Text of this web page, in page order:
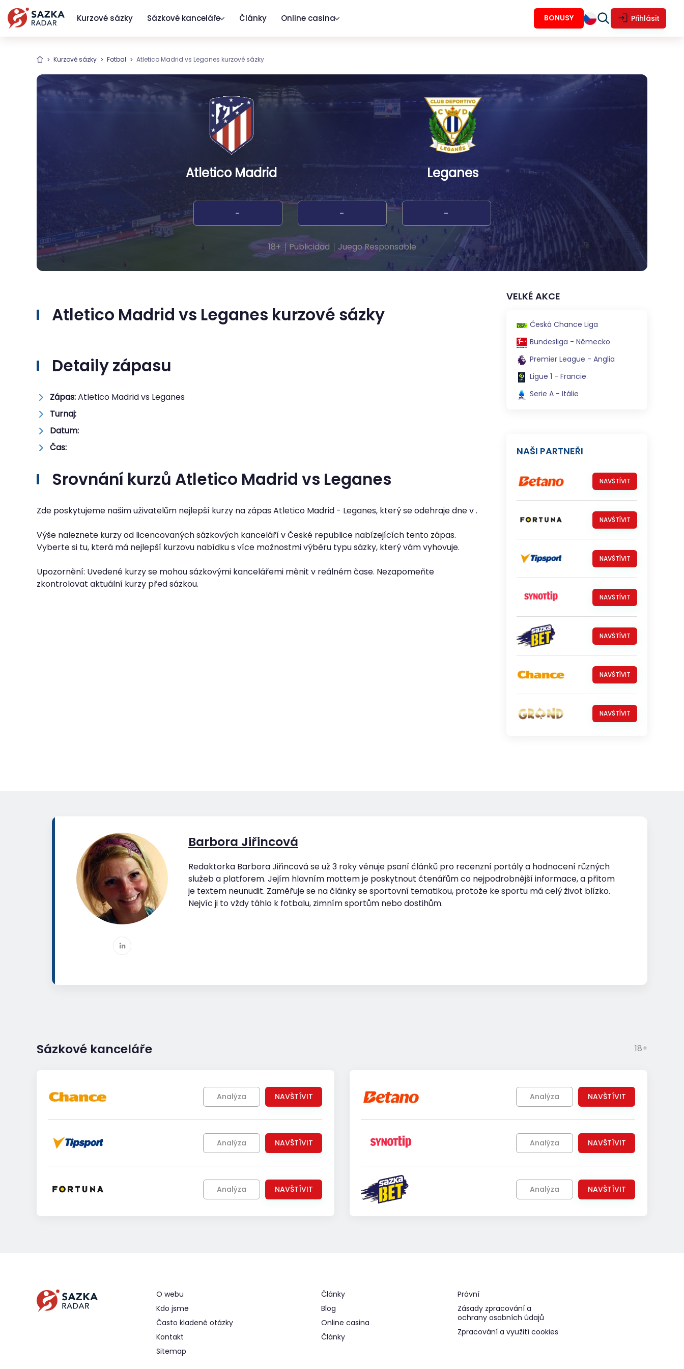
Kurzové sázky Sázkové kanceláře Články Online casina Přihlásit
BONUSY
Kurzové sázky Fotbal Atletico Madrid vs Leganes kurzové sázky
Atletico Madrid Leganes
- - -
18+ Publicidad Juego Responsable
Atletico Madrid vs Leganes kurzové sázky
Detaily zápasu
Zápas:Atletico Madrid vs Leganes
Turnaj:
Datum:
Čas:
Srovnání kurzů Atletico Madrid vs Leganes
Zde poskytujeme našim uživatelům nejlepší kurzy na zápas Atletico Madrid - Leganes, který se odehraje dne v .
Výše naleznete kurzy od licencovaných sázkových kanceláří v České republice nabízejících tento zápas.
Vyberte si tu, která má nejlepší kurzovu nabídku s více možnostmi výběru typu sázky, který vám vyhovuje.
Upozornění: Uvedené kurzy se mohou sázkovými kancelářemi měnit v reálném čase. Nezapomeňte
zkontrolovat aktuální kurzy před sázkou.
VELKÉ AKCE
Česká Chance Liga
Bundesliga - Německo
Premier League - Anglia
Ligue 1 - Francie
Serie A - Itálie
NAŠI PARTNEŘI
NAVŠTÍVIT
NAVŠTÍVIT
NAVŠTÍVIT
NAVŠTÍVIT
NAVŠTÍVIT
NAVŠTÍVIT
NAVŠTÍVIT
Barbora Jiřincová
Redaktorka Barbora Jiřincová se už 3 roky věnuje psaní článků pro recenzní portály a hodnocení různých
služeb a platforem. Jejím hlavním mottem je poskytnout čtenářům co nejpodrobnější informace, a přitom
je textem neunudit. Zaměřuje se na články se sportovní tematikou, protože ke sportu má celý život blízko.
Nejvíc ji to vždy táhlo k fotbalu, zimním sportům nebo dostihům.
Sázkové kanceláře 18+
Analýza NAVŠTÍVIT
Analýza NAVŠTÍVIT
Analýza NAVŠTÍVIT
Analýza NAVŠTÍVIT
Analýza NAVŠTÍVIT
Analýza NAVŠTÍVIT
O webu
Kdo jsme
Často kladené otázky
Kontakt
Sitemap
Články
Blog
Online casina
Články
Právní
Zásady zpracování a
ochrany osobních údajů
Zpracování a využití cookies